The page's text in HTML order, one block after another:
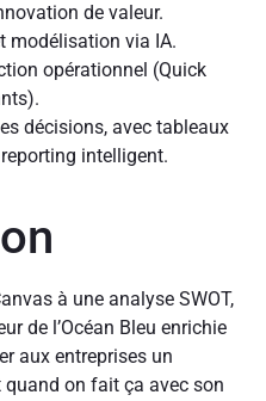
de valeur.
modélisation via IA.
opérationnel (Quick
décisions, avec tableaux
intelligent.
à une analyse SWOT,
de l’Océan Bleu enrichie
aux entreprises un
on fait ça avec son